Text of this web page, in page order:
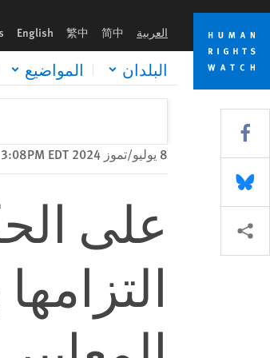
Skip
cookie
privacy
notice
Skip
main
content
العربية 简中
繁中
English
البلدان المواضيع
8 يوليو/تموز 2024 3:08PM EDT
على
Share this via Facebook
Share this via Bluesky
Share this via مشاركة